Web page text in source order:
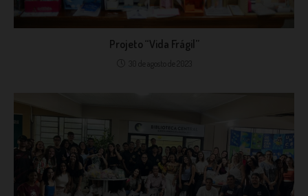
Projeto “Vida Frágil”
30 de agosto de 2023